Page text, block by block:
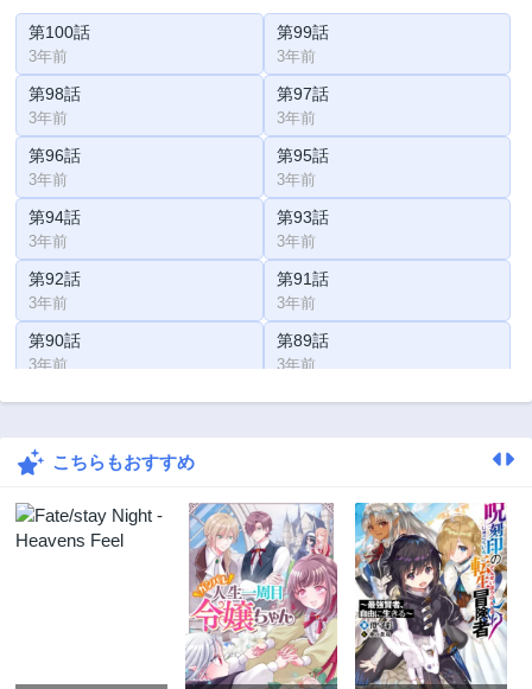
第100話
3年前
第99話
3年前
第98話
3年前
第97話
3年前
第96話
3年前
第95話
3年前
第94話
3年前
第93話
3年前
第92話
3年前
第91話
3年前
第90話
3年前
第89話
3年前
第88話 第87話
第86話
第84話
3年前
第83話
3年前
第81話
3年前
第79話
3年前
こちらもおすすめ